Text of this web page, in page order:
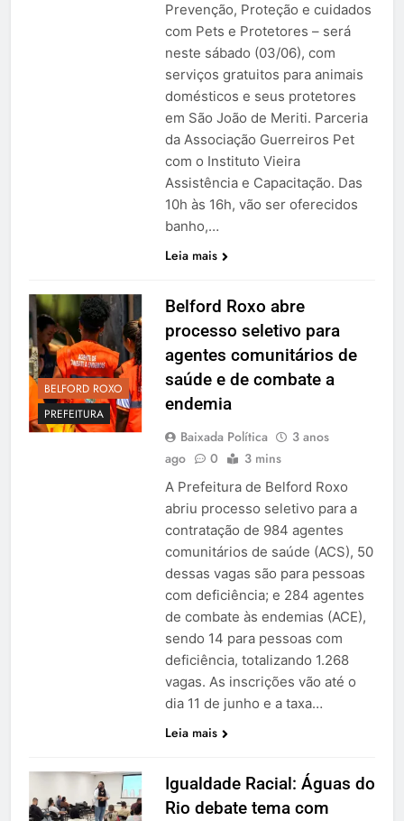
Prevenção, Proteção e cuidados
com Pets e Protetores – será
neste sábado (03/06), com
serviços gratuitos para animais
domésticos e seus protetores
em São João de Meriti. Parceria
da Associação Guerreiros Pet
com o Instituto Vieira
Assistência e Capacitação. Das
10h às 16h, vão ser oferecidos
banho,…
Leia mais
BELFORD ROXO
PREFEITURA
Belford Roxo abre
processo seletivo para
agentes comunitários de
saúde e de combate a
endemia
Baixada Política
3 anos
ago
0 3 mins
A Prefeitura de Belford Roxo
abriu processo seletivo para a
contratação de 984 agentes
comunitários de saúde (ACS), 50
dessas vagas são para pessoas
com deficiência; e 284 agentes
de combate às endemias (ACE),
sendo 14 para pessoas com
deficiência, totalizando 1.268
vagas. As inscrições vão até o
dia 11 de junho e a taxa…
Leia mais
Igualdade Racial: Águas do
Rio debate tema com